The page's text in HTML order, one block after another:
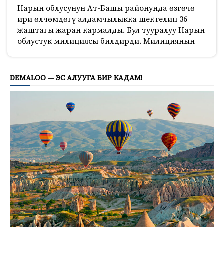
Нарын облусунун Ат-Башы районунда өзгөчө
ири өлчөмдөгү алдамчылыкка шектелип 36
жаштагы жаран кармалды. Бул тууралуу Нарын
облустук милициясы билдирди. Милициянын
DEMALOO — ЭС АЛУУГА БИР КАДАМ!